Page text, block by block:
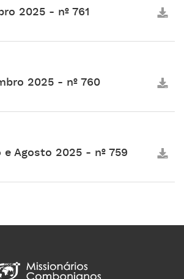
2025 - nº 761
2025 - nº 760
e Agosto 2025 - nº 759